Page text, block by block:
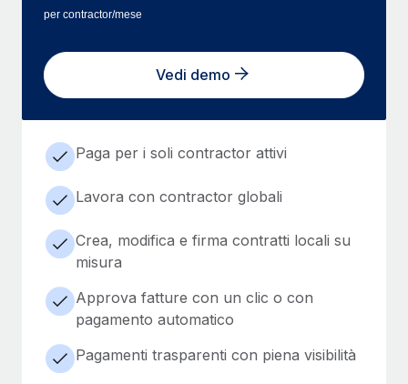
per contractor/mese
Vedi demo
Paga per i soli contractor attivi
Lavora con contractor globali
Crea, modifica e firma contratti locali su
misura
Approva fatture con un clic o con
pagamento automatico
Pagamenti trasparenti con piena visibilità